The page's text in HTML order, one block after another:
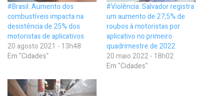
#Brasil: Aumento dos
combustíveis impacta na
desistência de 25% dos
motoristas de aplicativos
20 agosto 2021 - 13h48
Em "Cidades"
#Violência: Salvador registra
um aumento de 27,5% de
roubos à motoristas por
aplicativo no primeiro
quadrimestre de 2022
20 maio 2022 - 18h02
Em "Cidades"